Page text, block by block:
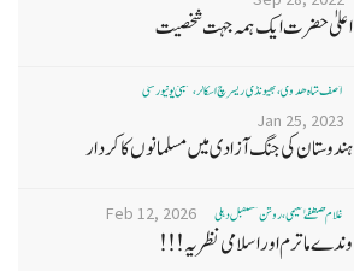
اعلیٰ حضرت ایک ہمہ جہت شخصیت
آصف شاہ ھدوی، بھیونڈی ریسرچ اسکالر، ممبئی یونیورسٹی
Jan 25, 2023
ہندوستان کی جنگ آزادی میں مسلمانوں کا کردار
غلام مصطفےٰ نعیمی، روشن مستقبل دہلی Feb 12, 2026
وندے ماترم اور اسلامی نظریہ!!!